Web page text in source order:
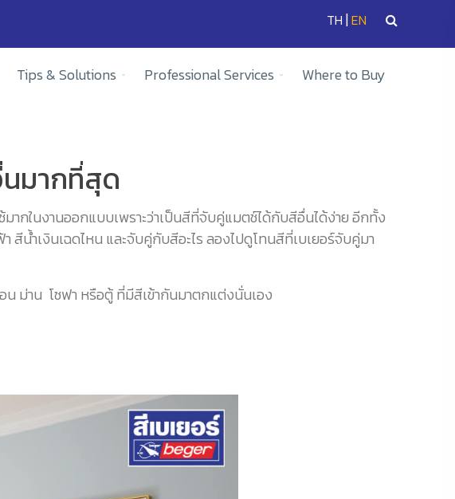
TH |EN
Tips & Solutions Professional Services Where to Buy
นมากที่สุด
กในงานออกแบบเพราะว่าเป็นสีที่จับคู่แมตช์ได้กับสีอื่นได้ง่าย อีกทั้ง
น้ำเงินเฉดไหน และจับคู่กับสีอะไร ลองไปดูโทนสีที่เบเยอร์จับคู่มา
น ม่าน โซฟา หรือตู้ ที่มีสีเข้ากันมาตกแต่งนั่นเอง